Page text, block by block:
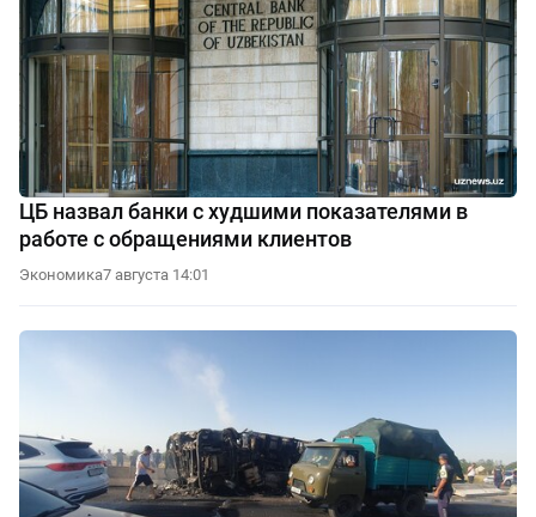
ЦБ назвал банки с худшими показателями в
работе с обращениями клиентов
Экономика7 августа 14:01